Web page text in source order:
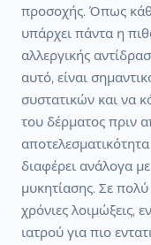
προσοχής. Όπως
υπάρχει πάντα η
αλλεργικής
αυτό, είναι
συστατικών και να
του δέρματος πριν
διαφέρει ανάλογα
μυκητίασης. Σε
χρόνιες λοιμώξεις,
ιατρού για πιο